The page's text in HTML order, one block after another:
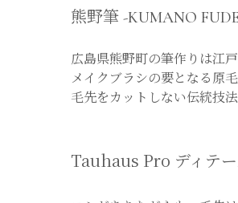
熊野筆 -KUMANO
広島県熊野町の筆作りは江
メイクブラシの要となる原
毛先をカットしない伝統技
Tauhaus Pro ディテ